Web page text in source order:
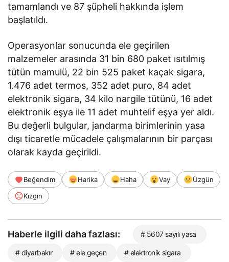
tamamlandı ve 87 şüpheli hakkında işlem
başlatıldı.
Operasyonlar sonucunda ele geçirilen
malzemeler arasında 31 bin 680 paket ısıtılmış
tütün mamulü, 22 bin 525 paket kaçak sigara,
1.476 adet termos, 352 adet puro, 84 adet
elektronik sigara, 34 kilo nargile tütünü, 16 adet
elektronik eşya ile 11 adet muhtelif eşya yer aldı.
Bu değerli bulgular, jandarma birimlerinin yasa
dışı ticaretle mücadele çalışmalarının bir parçası
olarak kayda geçirildi.
Beğendim Harika Haha Vay
Üzgün
Kızgın
Haberle ilgili daha fazlası: # 5607 sayılı yasa
# diyarbakır # ele geçen # elektronik sigara